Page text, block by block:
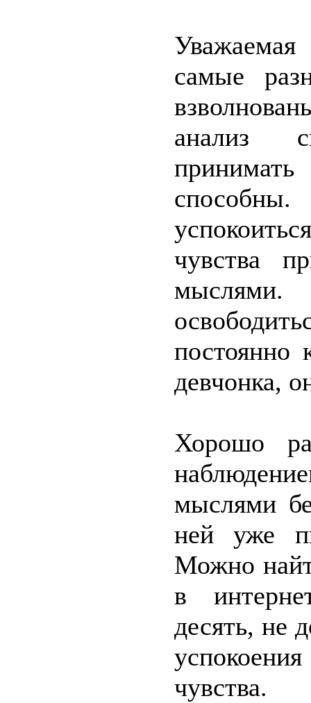
самые
анализ
чувства
мыслями.
постоянно
девчонка,
Хорошо
мыслями
ней уже
Можно
в
десять, не
чувства.